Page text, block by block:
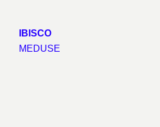
IBISCO
MEDUSE